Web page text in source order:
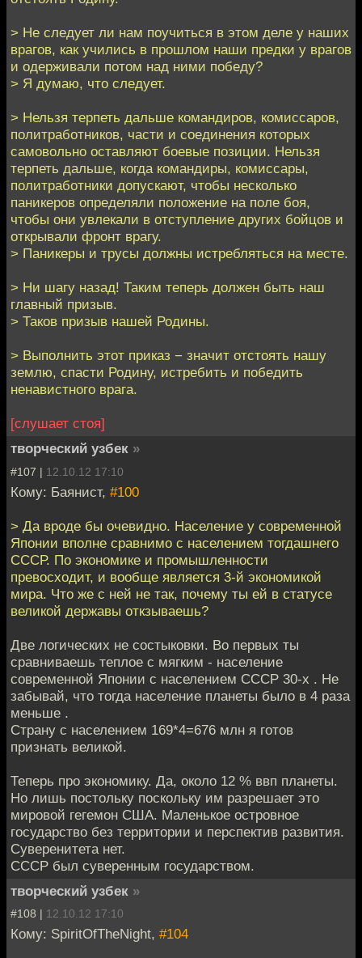
> Не следует ли нам поучиться в этом деле у наших
врагов, как учились в прошлом наши предки у врагов
и одерживали потом над ними победу?
> Я думаю, что следует.
> Нельзя терпеть дальше командиров, комиссаров,
политработников, части и соединения которых
самовольно оставляют боевые позиции. Нельзя
терпеть дальше, когда командиры, комиссары,
политработники допускают, чтобы несколько
паникеров определяли положение на поле боя,
чтобы они увлекали в отступление других бойцов и
открывали фронт врагу.
> Паникеры и трусы должны истребляться на месте.
> Ни шагу назад! Таким теперь должен быть наш
главный призыв.
> Таков призыв нашей Родины.
> Выполнить этот приказ − значит отстоять нашу
землю, спасти Родину, истребить и победить
ненавистного врага.
[слушает стоя]
творческий узбек »
#107 | 12.10.12 17:10
Кому: Баянист, #100
> Да вроде бы очевидно. Население у современной
Японии вполне сравнимо с населением тогдашнего
СССР. По экономике и промышленности
превосходит, и вообще является 3-й экономикой
мира. Что же с ней не так, почему ты ей в статусе
великой державы откзываешь?
Две логических не состыковки. Во первых ты
сравниваешь теплое с мягким - население
современной Японии с населением СССР 30-х . Не
забывай, что тогда население планеты было в 4 раза
меньше .
Страну с населением 169*4=676 млн я готов
признать великой.
Теперь про экономику. Да, около 12 % ввп планеты.
Но лишь постольку поскольку им разрешает это
мировой гегемон США. Маленькое островное
государство без территории и перспектив развития.
Суверенитета нет.
СССР был суверенным государством.
творческий узбек »
#108 | 12.10.12 17:10
Кому: SpiritOfTheNight, #104